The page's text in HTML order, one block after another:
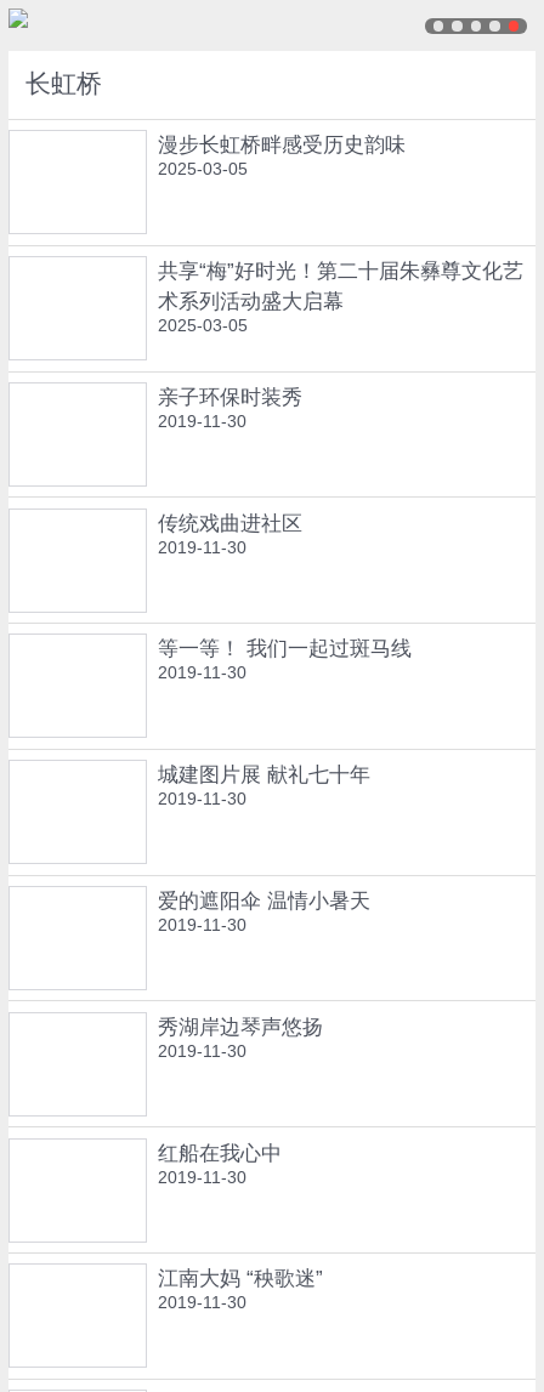
长虹桥
漫步长虹桥畔感受历史韵味
2025-03-05
共享“梅”好时光！第二十届朱彝尊文化艺
术系列活动盛大启幕
2025-03-05
亲子环保时装秀
2019-11-30
传统戏曲进社区
2019-11-30
等一等！ 我们一起过斑马线
2019-11-30
城建图片展 献礼七十年
2019-11-30
爱的遮阳伞 温情小暑天
2019-11-30
秀湖岸边琴声悠扬
2019-11-30
红船在我心中
2019-11-30
江南大妈 “秧歌迷”
2019-11-30